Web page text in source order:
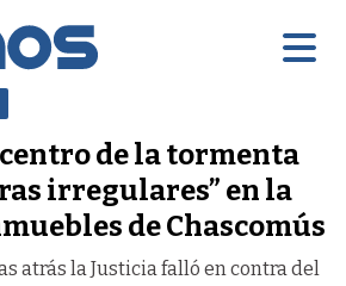
de la tormenta
irregulares” en la
de Chascomús
atrás la Justicia falló en contra del